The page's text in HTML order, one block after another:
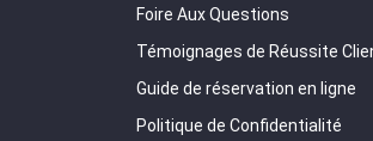
Foire Aux Questions
Témoignages de Réussite
Guide de réservation en ligne
Politique de Confidentialité